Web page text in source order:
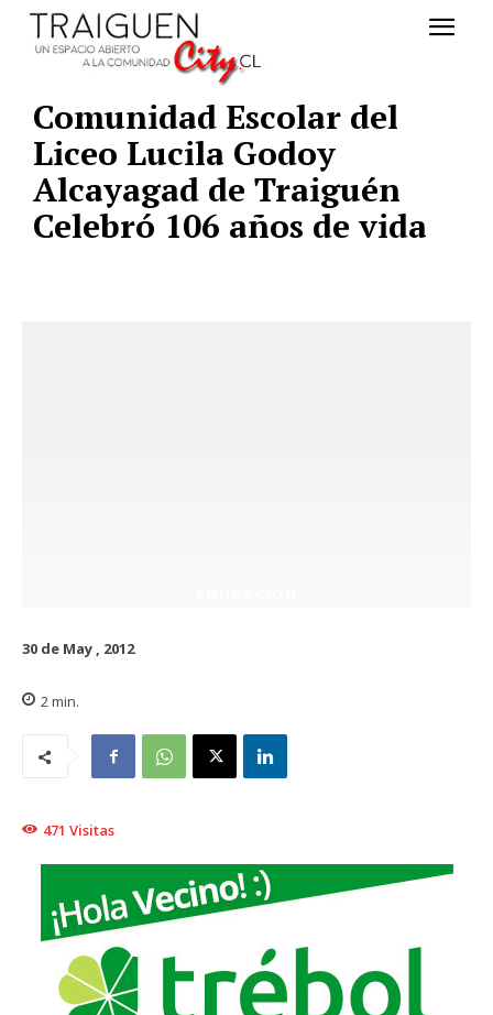
Comunidad Escolar del
Liceo Lucila Godoy
Alcayagad de Traiguén
Celebró 106 años de vida
30 de May , 2012
2 min.
471 Visitas